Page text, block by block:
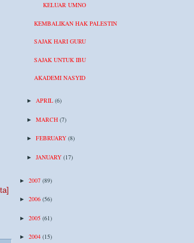
KELUAR UMNO
KEMBALIKAN HAK PALESTIN
SAJAK HARI GURU
SAJAK UNTUK IBU
AKADEMI NASYID
► APRIL (6)
► MARCH (7)
► FEBRUARY (8)
► JANUARY (17)
► 2007 (89)
► 2006 (56)
► 2005 (61)
► 2004 (15)